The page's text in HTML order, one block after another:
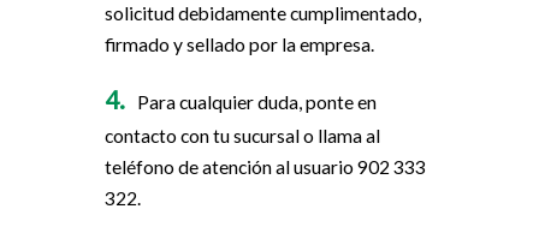
solicitud debidamente cumplimentado,
firmado y sellado por la empresa.
Para cualquier duda, ponte en
contacto con tu sucursal o llama al
teléfono de atención al usuario 902 333
322.